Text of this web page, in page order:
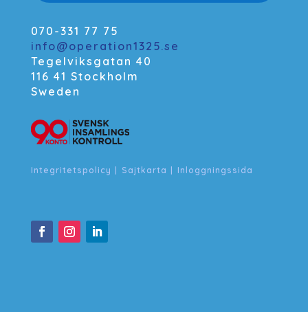
070-331 77 75
info@operation1325.se
Tegelviksgatan 40
116 41 Stockholm
Sweden
Integritetspolicy | Sajtkarta | Inloggningssida